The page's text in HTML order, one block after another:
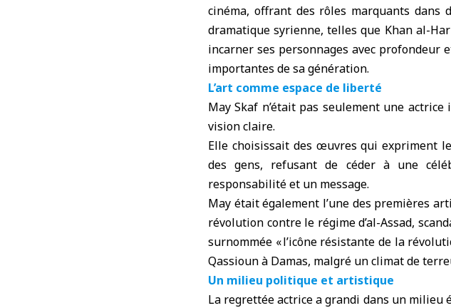
cinéma, offrant des rôles marquants
dramatique syrienne, telles que Khan al-
incarner ses personnages avec profondeur
importantes de sa génération.
L’art comme espace de liberté
May Skaf n’était pas seulement une
vision claire.
Elle choisissait des œuvres qui expriment
des gens, refusant de céder à une
responsabilité et un message.
May était également l’une des premières
révolution contre le régime d’al-Assad,
surnommée « l’icône résistante de la
Qassioun à Damas, malgré un climat de
Un milieu politique et artistique
La regrettée actrice a grandi dans un